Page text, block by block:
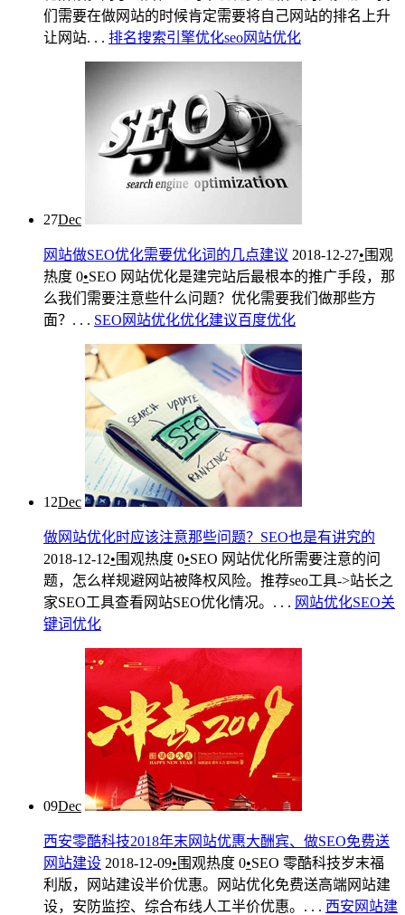
们需要在做网站的时候肯定需要将自己网站的排名上升
让网站. . . 排名搜索引擎优化seo网站优化
27Dec
网站做SEO优化需要优化词的几点建议 2018-12-27• 围观
热度 0•SEO 网站优化是建完站后最根本的推广手段，那
么我们需要注意些什么问题？优化需要我们做那些方
面？. . . SEO 网站优化优化建议百度优化
12Dec
做网站优化时应该注意那些问题？SEO也是有讲究的
2018-12-12• 围观热度 0•SEO 网站优化所需要注意的问
题，怎么样规避网站被降权风险。推荐seo工具->站长之
家SEO工具查看网站SEO优化情况。. . . 网站优化SEO关
键词优化
09Dec
西安零酷科技2018年末网站优惠大酬宾、做SEO免费送
网站建设 2018-12-09• 围观热度 0•SEO 零酷科技岁末福
利版，网站建设半价优惠。网站优化免费送高端网站建
设，安防监控、综合布线人工半价优惠。. . . 西安网站建